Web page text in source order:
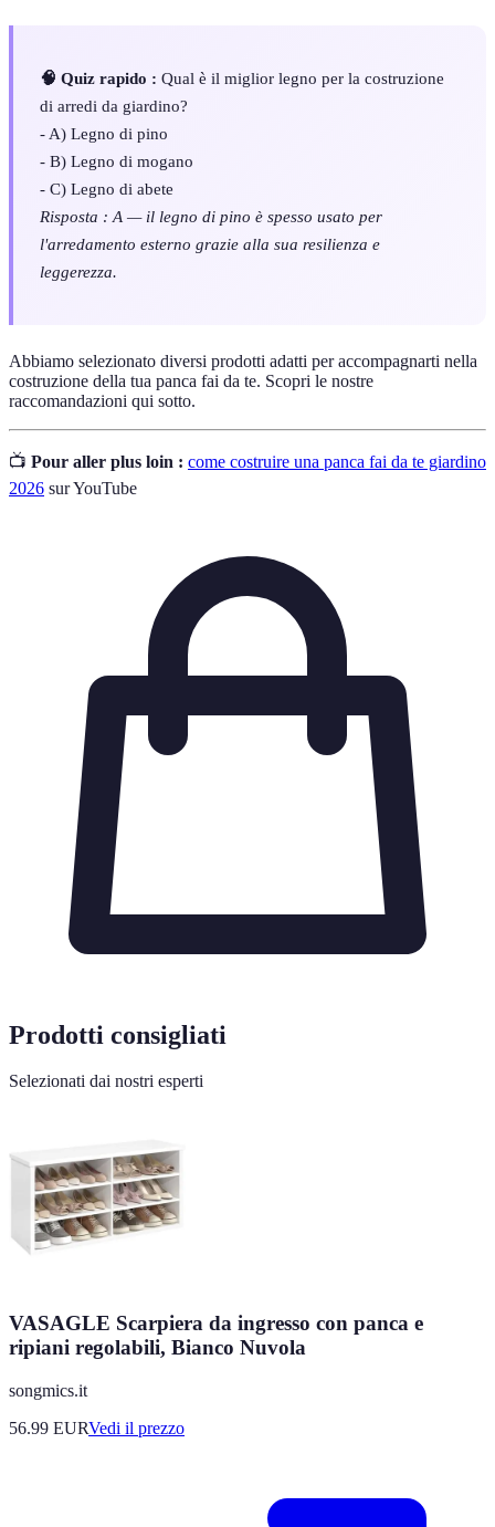
🧠 Quiz rapido : Qual è il miglior legno per la costruzione
di arredi da giardino?
- A) Legno di pino
- B) Legno di mogano
- C) Legno di abete
Risposta : A — il legno di pino è spesso usato per
l'arredamento esterno grazie alla sua resilienza e
leggerezza.
Abbiamo selezionato diversi prodotti adatti per accompagnarti nella
costruzione della tua panca fai da te. Scopri le nostre
raccomandazioni qui sotto.
📺 Pour aller plus loin : come costruire una panca fai da te giardino
2026 sur YouTube
Prodotti consigliati
Selezionati dai nostri esperti
VASAGLE Scarpiera da ingresso con panca e
ripiani regolabili, Bianco Nuvola
songmics.it
56.99 EURVedi il prezzo